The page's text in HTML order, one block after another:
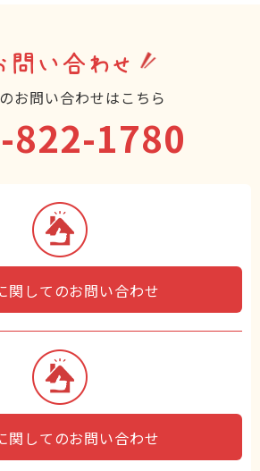
問い合わせ
お問い合わせはこちら
822-1780
関してのお問い合わせ
関してのお問い合わせ